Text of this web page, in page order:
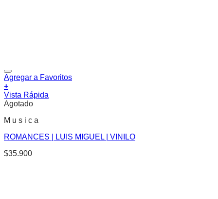
Agregar a Favoritos
+
Vista Rápida
Agotado
M u s i c a
ROMANCES | LUIS MIGUEL | VINILO
$35.900